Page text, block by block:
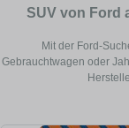
SUV von Ford
Mit der Ford-
Gebrauchtwagen oder